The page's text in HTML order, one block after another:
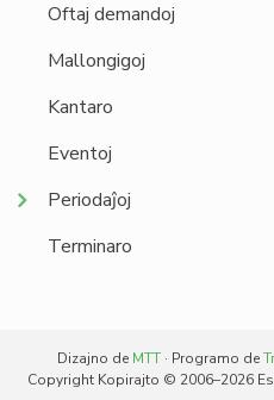
Oftaj demandoj
Mallongigoj
Kantaro
Eventoj
Periodaĵoj
Terminaro
Dizajno de MTT· Programo de
Copyright Kopirajto © 2006–2026